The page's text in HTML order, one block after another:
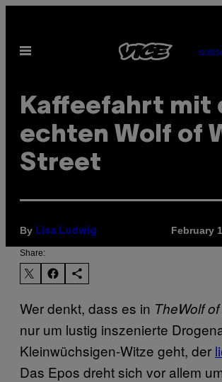
content
Open
Kaffeefahrt mit
echten Wolf of
Street
By Lisa Ludwig February
Share:
Wer denkt, dass es in TheWolf
nur um lustig inszenierte
Kleinwüchsigen-Witze geht, der
Das Epos dreht sich vor allem